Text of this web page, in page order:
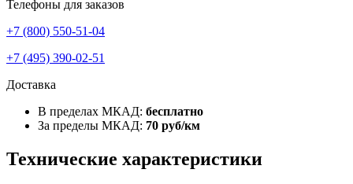
Телефоны для заказов
+7 (800) 550-51-04
+7 (495) 390-02-51
Доставка
В пределах МКАД: бесплатно
За пределы МКАД: 70 руб/км
Технические характеристики